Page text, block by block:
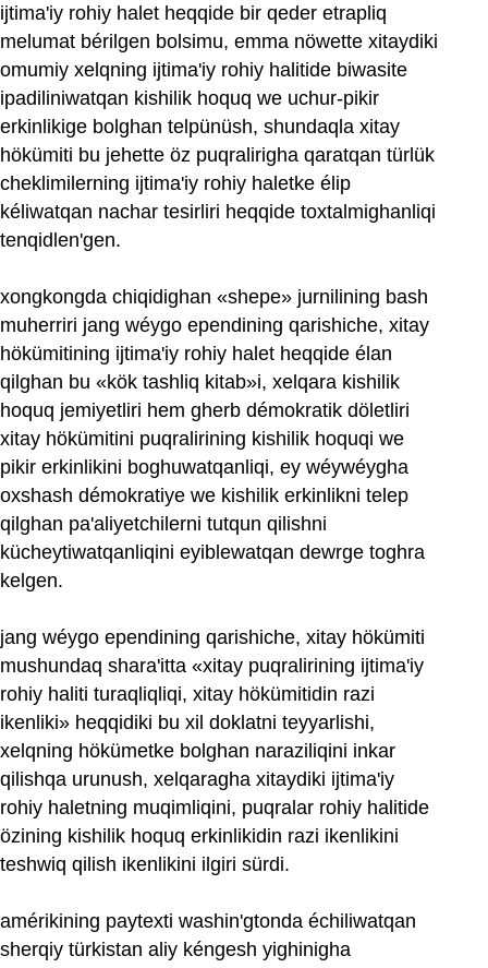
ijtima'iy rohiy halet heqqide bir qeder etrapliq
melumat bérilgen bolsimu, emma nöwette xitaydiki
omumiy xelqning ijtima'iy rohiy halitide biwasite
ipadiliniwatqan kishilik hoquq we uchur-pikir
erkinlikige bolghan telpünüsh, shundaqla xitay
hökümiti bu jehette öz puqralirigha qaratqan türlük
cheklimilerning ijtima'iy rohiy haletke élip
kéliwatqan nachar tesirliri heqqide toxtalmighanliqi
tenqidlen'gen.
xongkongda chiqidighan «shepe» jurnilining bash
muherriri jang wéygo ependining qarishiche, xitay
hökümitining ijtima'iy rohiy halet heqqide élan
qilghan bu «kök tashliq kitab»i, xelqara kishilik
hoquq jemiyetliri hem gherb démokratik döletliri
xitay hökümitini puqralirining kishilik hoquqi we
pikir erkinlikini boghuwatqanliqi, ey wéywéygha
oxshash démokratiye we kishilik erkinlikni telep
qilghan pa'aliyetchilerni tutqun qilishni
kücheytiwatqanliqini eyiblewatqan dewrge toghra
kelgen.
jang wéygo ependining qarishiche, xitay hökümiti
mushundaq shara'itta «xitay puqralirining ijtima'iy
rohiy haliti turaqliqliqi, xitay hökümitidin razi
ikenliki» heqqidiki bu xil doklatni teyyarlishi,
xelqning hökümetke bolghan naraziliqini inkar
qilishqa urunush, xelqaragha xitaydiki ijtima'iy
rohiy haletning muqimliqini, puqralar rohiy halitide
özining kishilik hoquq erkinlikidin razi ikenlikini
teshwiq qilish ikenlikini ilgiri sürdi.
amérikining paytexti washin'gtonda échiliwatqan
sherqiy türkistan aliy kéngesh yighinigha